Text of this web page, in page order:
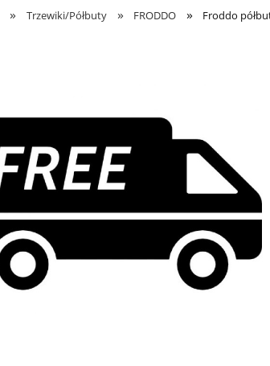
» Trzewiki/Półbuty » FRODDO » Froddo